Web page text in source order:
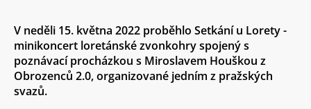
V neděli 15. května 2022 proběhlo Setkání u Lorety -
minikoncert loretánské zvonkohry spojený s
poznávací procházkou s Miroslavem Houškou z
Obrozenců 2.0, organizované jedním z pražských
svazů.